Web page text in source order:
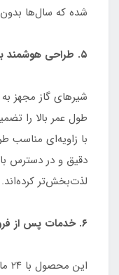
شده که سال‌ها بدون
۵. طراحی هوشمند با قطعات باکیفیت اروپایی
طول عمر بالا را
با زاویه‌ای مناسب
دقیق و در دسترس
لذت‌بخش‌تر کرده‌اند.
۶. خدمات پس از فروش مطمئن و سریع